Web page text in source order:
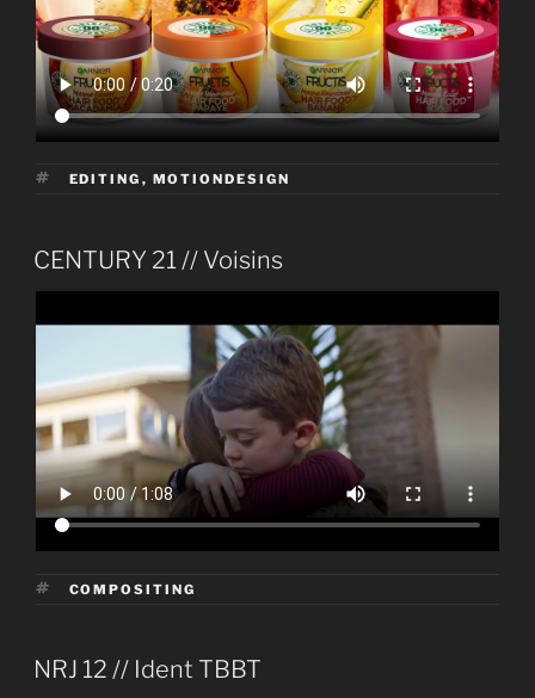
ÉTIQUETTES
EDITING , MOTIONDESIGN
PUBLIÉ
LE
CENTURY 21 // Voisins
ÉTIQUETTES
COMPOSITING
PUBLIÉ
LE
NRJ 12 // Ident TBBT